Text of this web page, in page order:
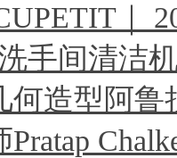
｜
手间清洁
何造型阿鲁